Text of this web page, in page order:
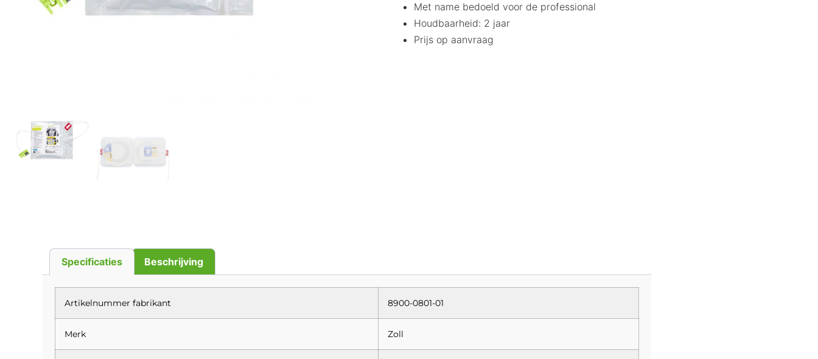
Met name bedoeld voor de professional
Houdbaarheid: 2 jaar
Prijs op aanvraag
Specificaties Beschrijving
Artikelnummer fabrikant 8900-0801-01
Merk Zoll